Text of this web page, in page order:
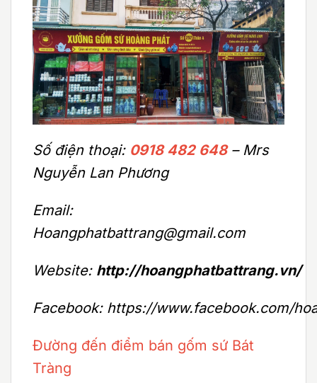
Số điện thoại: 0918 482 648– Mrs
Nguyễn Lan Phương
Email:
Hoangphatbattrang@gmail.com
Website: http://hoangphatbattrang.vn/
Facebook: https://www.facebook.com/
Đường đến điểm bán gốm sứ Bát
Tràng